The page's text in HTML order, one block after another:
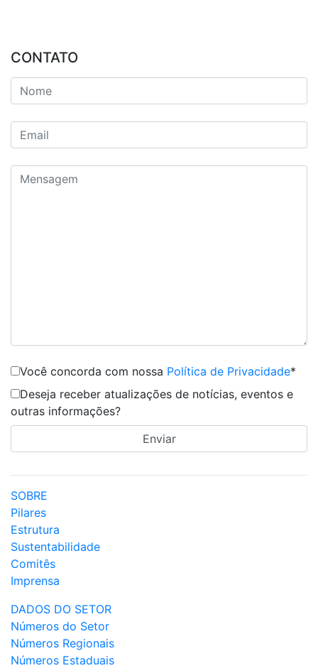
CONTATO
Você concorda com nossa Política de Privacidade*
Deseja receber atualizações de notícias, eventos e
outras informações?
SOBRE
Pilares
Estrutura
Sustentabilidade
Comitês
Imprensa
DADOS DO SETOR
Números do Setor
Números Regionais
Números Estaduais